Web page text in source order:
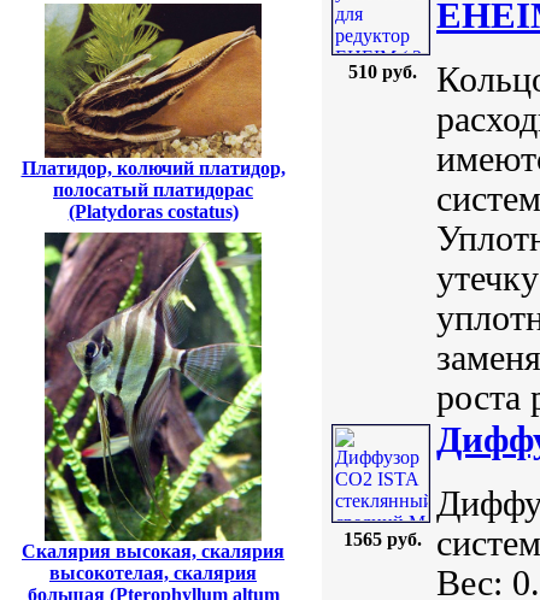
Платидор, колючий платидор,
полосатый платидорас
(Platydoras costatus)
Скалярия высокая, скалярия
высокотелая, скалярия
большая (Pterophyllum altum
510 руб.
роста
1565 руб.
Вес: